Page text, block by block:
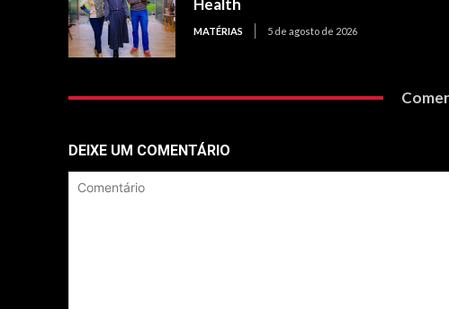
Health
MATÉRIAS 5 de agosto de 2026
DEIXE UM COMENTÁRIO